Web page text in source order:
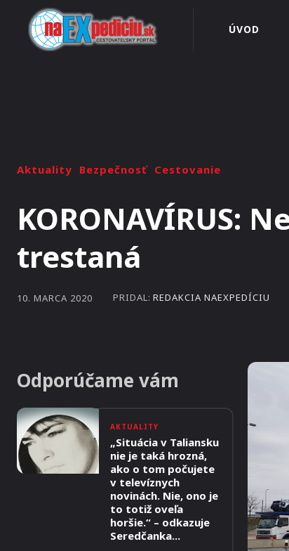
ÚVOD
Aktuality Bezpečnosť Cestovanie
KORONAVÍRUS:
trestaná
10. MARCA 2020 PRIDAL: REDAKCIA NAEXPEDÍCIU
Odporúčame vám
AKTUALITY
„Situácia v Taliansku
nie je taká hrozná,
ako o tom počujete
v televíznych
novinách. Nie, ono je
to totiž oveľa
horšie.“ – odkazuje
Seredčanka...